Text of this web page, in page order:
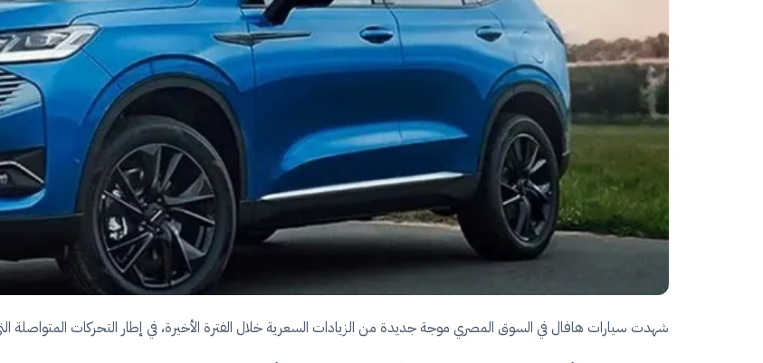
شهدت سيارات هافال في السوق المصري موجة جديدة من الزيادات السعرية خلال الفترة الأخيرة، في إطار التحركات المتواصلة